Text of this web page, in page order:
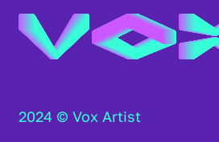
2024 © Vox Artist